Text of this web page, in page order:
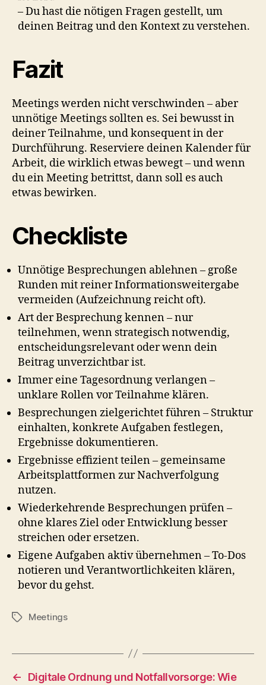
– Du hast die nötigen Fragen gestellt, um
deinen Beitrag und den Kontext zu verstehen.
Fazit
Meetings werden nicht verschwinden – aber
unnötige Meetings sollten es. Sei bewusst in
deiner Teilnahme, und konsequent in der
Durchführung. Reserviere deinen Kalender für
Arbeit, die wirklich etwas bewegt – und wenn
du ein Meeting betrittst, dann soll es auch
etwas bewirken.
Checkliste
Unnötige Besprechungen ablehnen – große
Runden mit reiner Informationsweitergabe
vermeiden (Aufzeichnung reicht oft).
Art der Besprechung kennen – nur
teilnehmen, wenn strategisch notwendig,
entscheidungsrelevant oder wenn dein
Beitrag unverzichtbar ist.
Immer eine Tagesordnung verlangen –
unklare Rollen vor Teilnahme klären.
Besprechungen zielgerichtet führen – Struktur
einhalten, konkrete Aufgaben festlegen,
Ergebnisse dokumentieren.
Ergebnisse effizient teilen – gemeinsame
Arbeitsplattformen zur Nachverfolgung
nutzen.
Wiederkehrende Besprechungen prüfen –
ohne klares Ziel oder Entwicklung besser
streichen oder ersetzen.
Eigene Aufgaben aktiv übernehmen – To-Dos
notieren und Verantwortlichkeiten klären,
bevor du gehst.
Schlagwörter
Meetings
←
Digitale Ordnung und Notfallvorsorge: Wie